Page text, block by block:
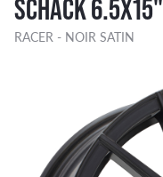
SCHACK 6.5X15"
RACER - NOIR SATIN